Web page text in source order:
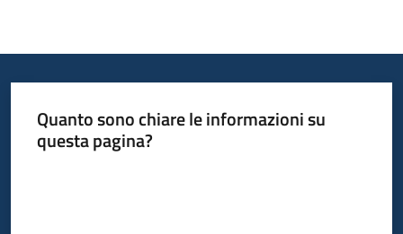
Quanto sono chiare le informazioni su
questa pagina?